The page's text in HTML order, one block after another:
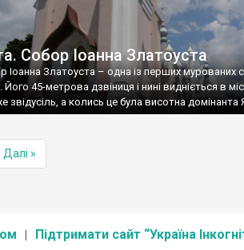
Собор Іоанна Златоуста
Іоанна Златоуста – одна із перших мурованих
Його 45-метрова дзвіниця і нині видніється в
звідусіль, а колись це була висотна домінанта
Далі »
Підтримати сайт “Україна